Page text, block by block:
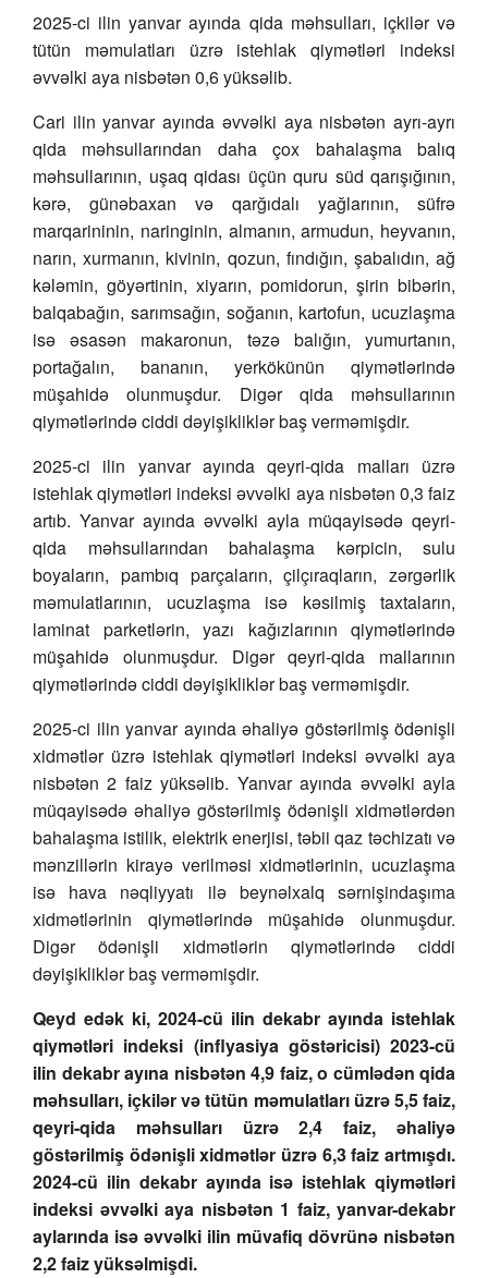
2025-ci ilin yanvar ayında qida məhsulları, içkilər və
tütün məmulatları üzrə istehlak qiymətləri indeksi
əvvəlki aya nisbətən 0,6 yüksəlib.
Cari ilin yanvar ayında əvvəlki aya nisbətən ayrı-ayrı
qida məhsullarından daha çox bahalaşma balıq
məhsullarının, uşaq qidası üçün quru süd qarışığının,
kərə, günəbaxan və qarğıdalı yağlarının, süfrə
marqarininin, naringinin, almanın, armudun, heyvanın,
narın, xurmanın, kivinin, qozun, fındığın, şabalıdın, ağ
kələmin, göyərtinin, xiyarın, pomidorun, şirin bibərin,
balqabağın, sarımsağın, soğanın, kartofun, ucuzlaşma
isə əsasən makaronun, təzə balığın, yumurtanın,
portağalın, bananın, yerkökünün qiymətlərində
müşahidə olunmuşdur. Digər qida məhsullarının
qiymətlərində ciddi dəyişikliklər baş verməmişdir.
2025-ci ilin yanvar ayında qeyri-qida malları üzrə
istehlak qiymətləri indeksi əvvəlki aya nisbətən 0,3 faiz
artıb. Yanvar ayında əvvəlki ayla müqayisədə qeyri-
qida məhsullarından bahalaşma kərpicin, sulu
boyaların, pambıq parçaların, çilçıraqların, zərgərlik
məmulatlarının, ucuzlaşma isə kəsilmiş taxtaların,
laminat parketlərin, yazı kağızlarının qiymətlərində
müşahidə olunmuşdur. Digər qeyri-qida mallarının
qiymətlərində ciddi dəyişikliklər baş verməmişdir.
2025-ci ilin yanvar ayında əhaliyə göstərilmiş ödənişli
xidmətlər üzrə istehlak qiymətləri indeksi əvvəlki aya
nisbətən 2 faiz yüksəlib. Yanvar ayında əvvəlki ayla
müqayisədə əhaliyə göstərilmiş ödənişli xidmətlərdən
bahalaşma istilik, elektrik enerjisi, təbii qaz təchizatı və
mənzillərin kirayə verilməsi xidmətlərinin, ucuzlaşma
isə hava nəqliyyatı ilə beynəlxalq sərnişindaşıma
xidmətlərinin qiymətlərində müşahidə olunmuşdur.
Digər ödənişli xidmətlərin qiymətlərində ciddi
dəyişikliklər baş verməmişdir.
Qeyd edək ki, 2024-cü ilin dekabr ayında istehlak
qiymətləri indeksi (inflyasiya göstəricisi) 2023-cü
ilin dekabr ayına nisbətən 4,9 faiz, o cümlədən qida
məhsulları, içkilər və tütün məmulatları üzrə 5,5 faiz,
qeyri-qida məhsulları üzrə 2,4 faiz, əhaliyə
göstərilmiş ödənişli xidmətlər üzrə 6,3 faiz artmışdı.
2024-cü ilin dekabr ayında isə istehlak qiymətləri
indeksi əvvəlki aya nisbətən 1 faiz, yanvar-dekabr
aylarında isə əvvəlki ilin müvafiq dövrünə nisbətən
2,2 faiz yüksəlmişdi.